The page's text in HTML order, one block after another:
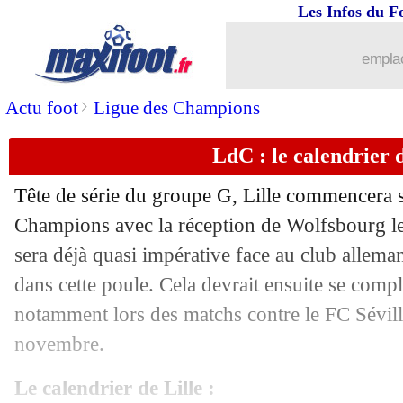
Actu foot> Ligue des Champions
Les Infos du
LdC : le calendrier
Tête de série du groupe G, Lille commencera
Champions avec la réception de Wolfsbourg
sera déjà quasi impérative face au club
dans cette poule. Cela devrait ensuite se
notamment lors des matchs contre le FC
novembre.
Le calendrier de Lille :
VIDEO
28/08 PSG
28/08 Montpellier: Rennes se place pour
28/08 Lille : Botman et Celik, Létang
28/08 Man Utd: Pogba déterminé pour le
28/08 Everton: la Juve s'active pour Kean
PSG
28/08 Clermont : O. Busquets, c'est signé